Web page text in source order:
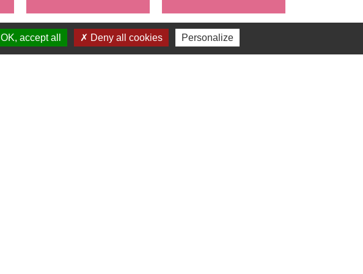
OK, accept all Deny all cookies Personalize